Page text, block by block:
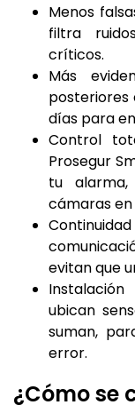
Menos
filtra
críticos.
Más
posteriores
días para
Control
Prosegur
tu
cámaras en
evitan que
ubican
suman,
error.
¿Cómo se